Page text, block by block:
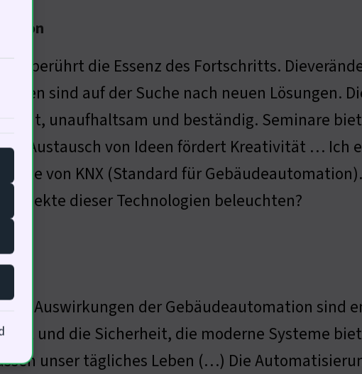
berührt die Essenz des Fortschritts.
sind auf der Suche nach neuen Lösungen.
Zeit, unaufhaltsam und beständig. Seminare
Austausch von Ideen fördert Kreativität … Ich
Rolle von KNX (Standard für
Aspekte dieser Technologien beleuchten?
Auswirkungen der Gebäudeautomation sind
und die Sicherheit, die moderne Systeme
unser tägliches Leben (…) Die